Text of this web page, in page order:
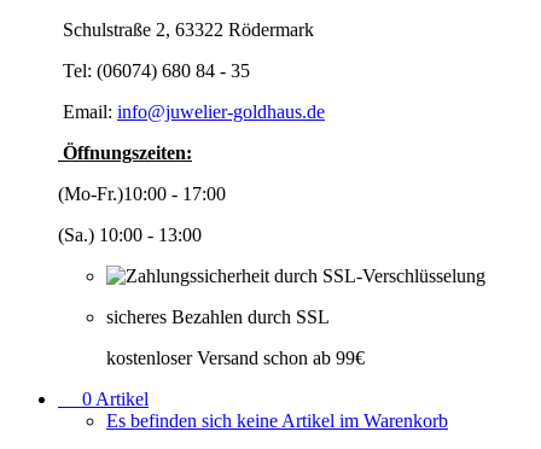
Schulstraße 2, 63322 Rödermark
Tel: (06074) 680 84 - 35
Email: info@juwelier-goldhaus.de
Öffnungszeiten:
(Mo-Fr.)10:00 - 17:00
(Sa.) 10:00 - 13:00
sicheres Bezahlen durch SSL
kostenloser Versand schon ab 99€
0 Artikel
Es befinden sich keine Artikel im Warenkorb